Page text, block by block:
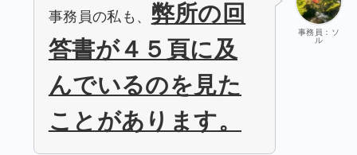
事務員：ソ
ル
事務員の私も、 弊所の回
答書が４５頁に及
んでいるのを見た
ことがあります。